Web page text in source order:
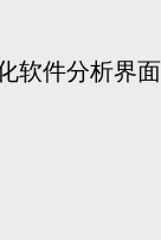
软件分析界面